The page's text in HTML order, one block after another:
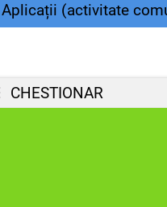
Aplicații (activitate
CHESTIONAR